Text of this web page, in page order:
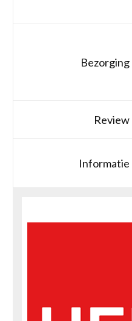
Bezorging
Review
Informatie